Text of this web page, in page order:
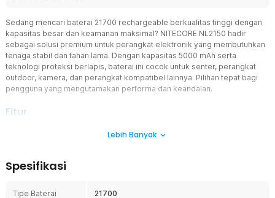
Sedang mencari baterai 21700 rechargeable berkualitas tinggi dengan
kapasitas besar dan keamanan maksimal? NITECORE NL2150 hadir
sebagai solusi premium untuk perangkat elektronik yang membutuhkan
tenaga stabil dan tahan lama. Dengan kapasitas 5000 mAh serta
teknologi proteksi berlapis, baterai ini cocok untuk senter, perangkat
outdoor, kamera, dan perangkat kompatibel lainnya. Pilihan tepat bagi
pengguna yang mengutamakan performa dan keandalan.
Fitur
Kapasitas Jumbo 5000 mAh
konsumsi daya tinggi seperti flashlight dan perangkat portable.
Keamanan Internal Berlapis
Lebih Banyak
Spesifikasi
Tipe Baterai 21700